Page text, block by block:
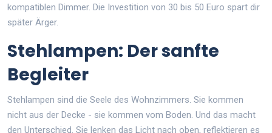
kompatiblen Dimmer. Die Investition von 30 bis 50 Euro spart dir
später Ärger.
Stehlampen: Der sanfte
Begleiter
Stehlampen sind die Seele des Wohnzimmers. Sie kommen
nicht aus der Decke - sie kommen vom Boden. Und das macht
den Unterschied. Sie lenken das Licht nach oben, reflektieren es